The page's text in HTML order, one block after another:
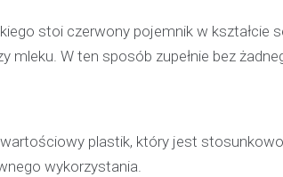
stoi czerwony pojemnik w kształcie
W ten sposób zupełnie bez
plastik, który jest
wykorzystania.
Kronika policyjna